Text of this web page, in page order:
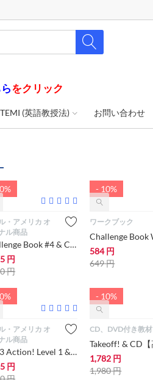
をクリック
TEMI (英語教授法) お問い合わせ
・アメリカ オ
ル商品
Challenge Book #4 & CD（大学/一般用）【大学生・大人にオススメ 英語教材】
円
円
- 10%
ワークブック
584 円
649円
・アメリカ オ
ル商品
1-2-3 Action! Level 1 & CD【小学生にオススメ 英語教材・テキスト】
円
- 10%
CD、DVD付き教材
1,782 円
1,980円